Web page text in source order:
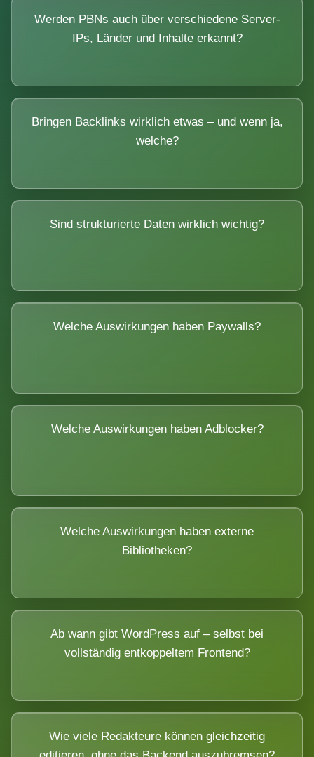
Werden PBNs auch über verschiedene Server-
IPs, Länder und Inhalte erkannt?
Bringen Backlinks wirklich etwas – und wenn ja,
welche?
Sind strukturierte Daten wirklich wichtig?
Welche Auswirkungen haben Paywalls?
Welche Auswirkungen haben Adblocker?
Welche Auswirkungen haben externe
Bibliotheken?
Ab wann gibt WordPress auf – selbst bei
vollständig entkoppeltem Frontend?
Wie viele Redakteure können gleichzeitig